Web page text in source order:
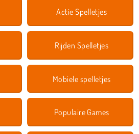
Actie Spelletjes
Rijden Spelletjes
Mobiele spelletjes
Populaire Games